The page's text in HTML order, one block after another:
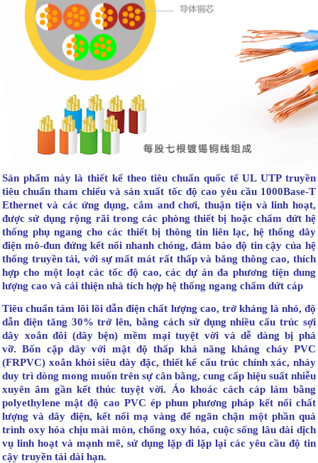
Sản phẩm này là thiết kế theo tiêu chuẩn quốc tế UL UTP truyền
tiêu chuẩn tham chiếu và sản xuất tốc độ cao yêu cầu 1000Base-T
Ethernet và các ứng dụng, cắm and chơi, thuận tiện và linh hoạt,
được sử dụng rộng rãi trong các phòng thiết bị hoặc chấm dứt hệ
thống phụ ngang cho các thiết bị thông tin liên lạc, hệ thống dây
điện mô-đun đứng kết nối nhanh chóng, đảm bảo độ tin cậy của hệ
thống truyền tải, với sự mất mát rất thấp và băng thông cao, thích
hợp cho một loạt các tốc độ cao, các dự án đa phương tiện dung
lượng cao và cải thiện nhà tích hợp hệ thống ngang chấm dứt cáp
Tiêu chuẩn tám lõi lõi dẫn điện chất lượng cao, trở kháng là nhỏ, độ
dẫn điện tăng 30% trở lên, bằng cách sử dụng nhiều cấu trúc sợi
dây xoắn đôi (dây bện) mềm mại tuyệt vời và dễ dàng bị phá
vỡ. Bốn cặp dây với mật độ thấp khả năng kháng cháy PVC
(FRPVC) xoắn khỏi siêu dày đặc, thiết kế cấu trúc chính xác, nhảy
duy trì dòng mong muốn trên sự cân bằng, cung cấp hiệu suất nhiễu
xuyên âm gần kết thúc tuyệt vời. Áo khoác cách cáp làm bằng
polyethylene mật độ cao PVC ép phun phương pháp kết nối chất
lượng và dây điện, kết nối mạ vàng để ngăn chặn một phần quá
trình oxy hóa chịu mài mòn, chống oxy hóa, cuộc sống lâu dài dịch
vụ linh hoạt và mạnh mẽ, sử dụng lặp đi lặp lại các yêu cầu độ tin
cậy truyền tải dài hạn.